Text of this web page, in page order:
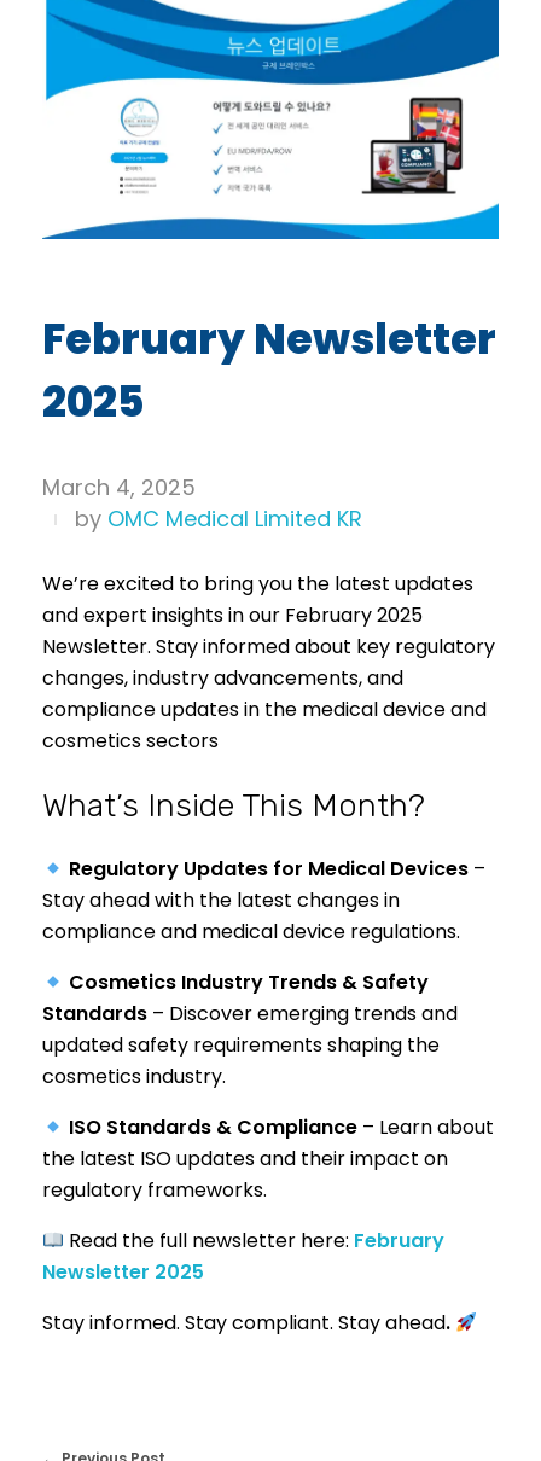
February Newsletter
2025
March 4, 2025
by OMC Medical Limited KR
We’re excited to bring you the latest updates
and expert insights in our February 2025
Newsletter. Stay informed about key regulatory
changes, industry advancements, and
compliance updates in the medical device and
cosmetics sectors
What’s Inside This Month?
Regulatory Updates for Medical Devices –
Stay ahead with the latest changes in
compliance and medical device regulations.
Cosmetics Industry Trends & Safety
Standards – Discover emerging trends and
updated safety requirements shaping the
cosmetics industry.
ISO Standards & Compliance – Learn about
the latest ISO updates and their impact on
regulatory frameworks.
Read the full newsletter here: February
Newsletter 2025
Stay informed. Stay compliant. Stay ahead.